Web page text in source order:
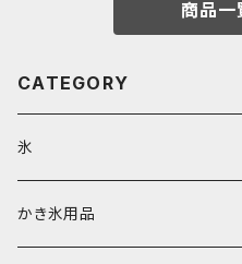
商品一
CATEGORY
氷
富士天然水の氷
かき氷用品